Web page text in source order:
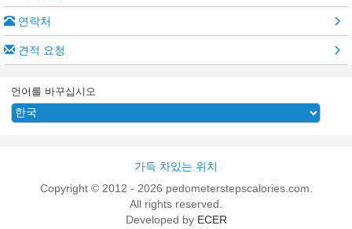
연락처
견적 요청
언어를 바꾸십시오
가득 차있는 위치
Copyright © 2012 - 2026 pedometerstepscalories.com.
All rights reserved.
Developed by ECER